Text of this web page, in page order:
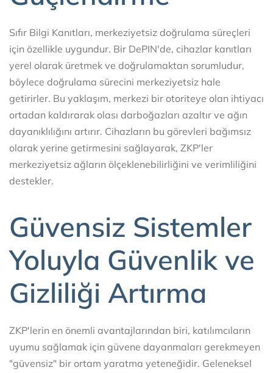
Sıfır Bilgi Kanıtları, merkeziyetsiz doğrulama süreçleri
için özellikle uygundur. Bir DePIN'de, cihazlar kanıtları
yerel olarak üretmek ve doğrulamaktan sorumludur,
böylece doğrulama sürecini merkeziyetsiz hale
getirirler. Bu yaklaşım, merkezi bir otoriteye olan ihtiyacı
ortadan kaldırarak olası darboğazları azaltır ve ağın
dayanıklılığını artırır. Cihazların bu görevleri bağımsız
olarak yerine getirmesini sağlayarak, ZKP'ler
merkeziyetsiz ağların ölçeklenebilirliğini ve verimliliğini
destekler.
Güvensiz Sistemler
Yoluyla Güvenlik ve
Gizliliği Artırma
ZKP'lerin en önemli avantajlarından biri, katılımcıların
uyumu sağlamak için güvene dayanmaları gerekmeyen
"güvensiz" bir ortam yaratma yeteneğidir. Geleneksel